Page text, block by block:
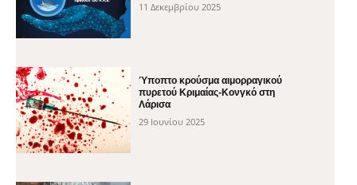
11 Δεκεμβρίου 2025
Ύποπτο κρούσμα αιμορραγικού
πυρετού Κριμαίας-Κονγκό στη
Λάρισα
29 Ιουνίου 2025